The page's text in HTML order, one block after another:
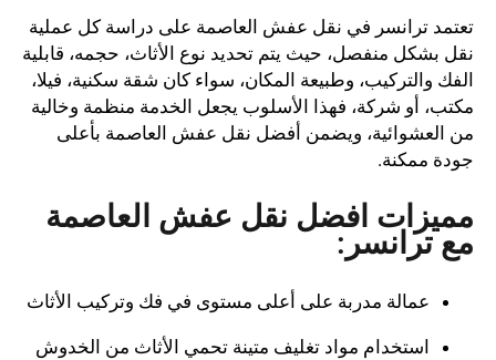
تعتمد ترانسر في نقل عفش العاصمة على دراسة كل عملية
نقل بشكل منفصل، حيث يتم تحديد نوع الأثاث، حجمه، قابلية
الفك والتركيب، وطبيعة المكان، سواء كان شقة سكنية، فيلا،
مكتب، أو شركة، فهذا الأسلوب يجعل الخدمة منظمة وخالية
من العشوائية، ويضمن أفضل نقل عفش العاصمة بأعلى
جودة ممكنة.
مميزات افضل نقل عفش العاصمة
مع ترانسر:
عمالة مدربة على أعلى مستوى في فك وتركيب الأثاث
استخدام مواد تغليف متينة تحمي الأثاث من الخدوش